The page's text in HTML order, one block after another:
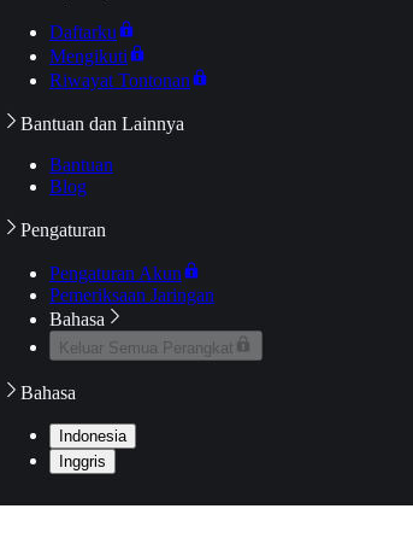
Daftarku
Mengikuti
Riwayat Tontonan
Bantuan dan Lainnya
Bantuan
Blog
Pengaturan
Pengaturan Akun
Pemeriksaan Jaringan
Bahasa
Keluar Semua Perangkat
Bahasa
Indonesia
Inggris